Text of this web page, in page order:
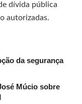
dívida pública
autorizadas.
da segurança
Múcio sobre